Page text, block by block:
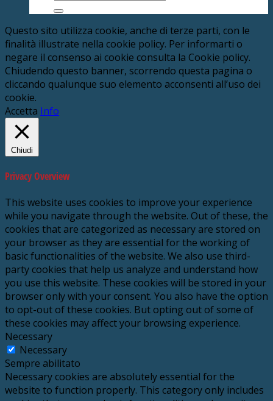
Questo sito utilizza cookie, anche di terze parti, con le
finalità illustrate nella cookie policy. Per informarti o
negare il consenso ai cookie consulta la Cookie policy.
Chiudendo questo banner, scorrendo questa pagina o
cliccando qualunque suo elemento acconsenti all’uso dei
cookie.
Accetta Info
Chiudi
Privacy Overview
This website uses cookies to improve your experience
while you navigate through the website. Out of these, the
cookies that are categorized as necessary are stored on
your browser as they are essential for the working of
basic functionalities of the website. We also use third-
party cookies that help us analyze and understand how
you use this website. These cookies will be stored in your
browser only with your consent. You also have the option
to opt-out of these cookies. But opting out of some of
these cookies may affect your browsing experience.
Necessary
Necessary
Sempre abilitato
Necessary cookies are absolutely essential for the
website to function properly. This category only includes